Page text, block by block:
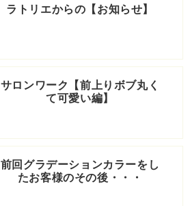
ラトリエからの【お知らせ】
サロンワーク【前上りボブ丸く
て可愛い編】
前回グラデーションカラーをし
たお客様のその後・・・